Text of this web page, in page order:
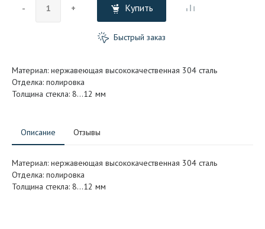
- + Купить
Быстрый заказ
Материал: нержавеющая высококачественная 304 сталь
Отделка: полировка
Толщина стекла: 8…12 мм
Описание Отзывы
Материал: нержавеющая высококачественная 304 сталь
Отделка: полировка
Толщина стекла: 8…12 мм